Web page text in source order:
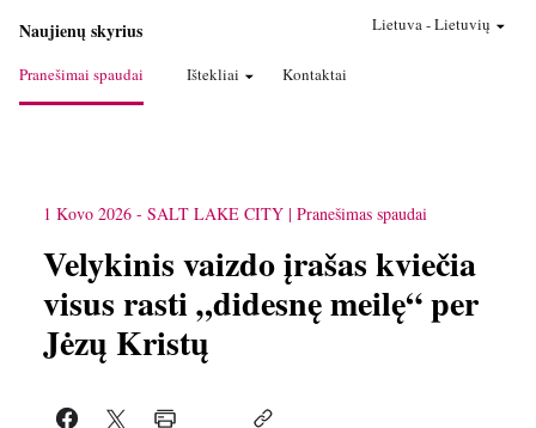
Naujienų skyrius
Pranešimai spaudai Ištekliai Kontaktai
Lietuva-Lietuvių
1 Kovo 2026 - SALT LAKE CITY Pranešimas spaudai
Velykinis vaizdo įrašas kviečia
visus rasti „didesnę meilę“ per
Jėzų Kristų